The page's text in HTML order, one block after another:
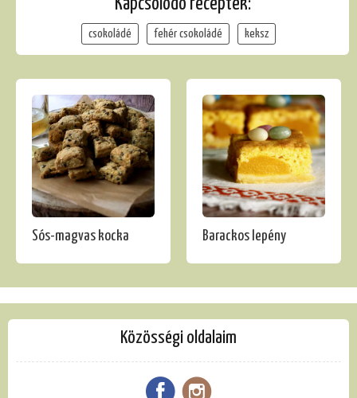
Kapcsolódó receptek:
csokoládé fehér csokoládé keksz
Sós-magvas kocka Barackos lepény
Közösségi oldalaim